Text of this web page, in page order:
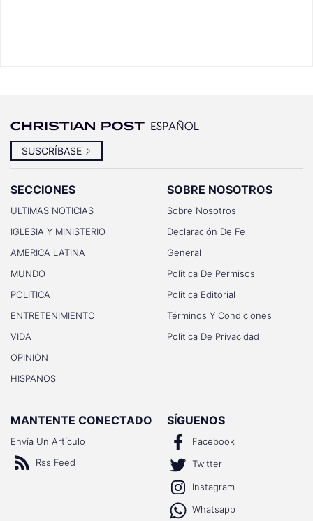
SUSCRÍBASE
SECCIONES
ULTIMAS NOTICIAS
IGLESIA Y MINISTERIO
AMERICA LATINA
MUNDO
POLITICA
ENTRETENIMIENTO
VIDA
OPINIÓN
HISPANOS
SOBRE NOSOTROS
Sobre Nosotros
Declaración De Fe
General
Politica De Permisos
Politica Editorial
Términos Y Condiciones
Politica De Privacidad
MANTENTE CONECTADO
Envía Un Artículo
Rss Feed
SÍGUENOS
Facebook
Twitter
Instagram
Whatsapp